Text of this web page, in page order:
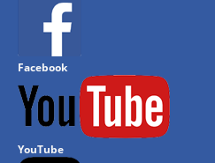
Facebook
YouTube